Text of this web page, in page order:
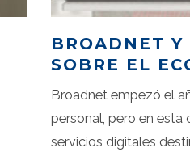
BROADNET Y
SOBRE EL
Broadnet empezó el
personal, pero en esta
servicios digitales